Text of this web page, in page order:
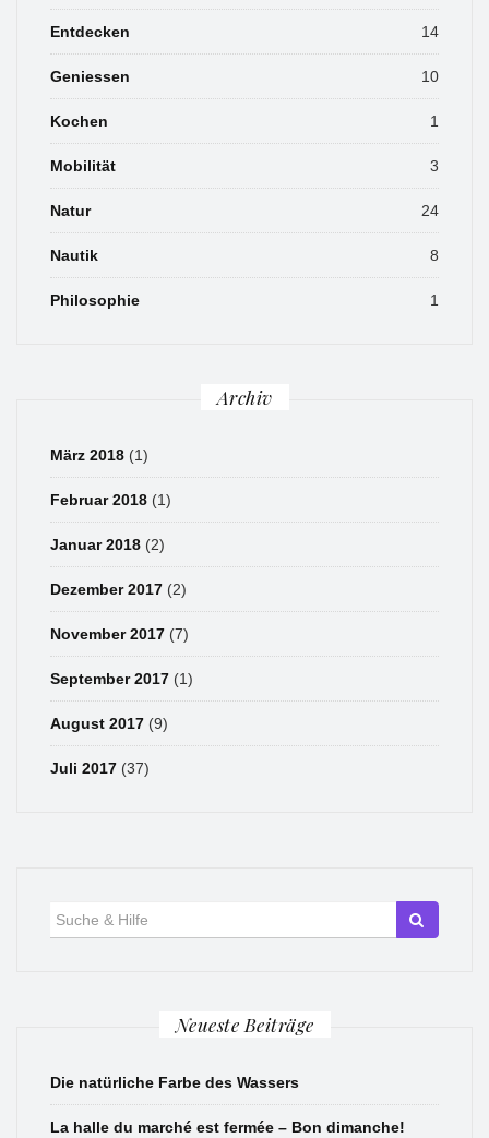
Entdecken 14
Geniessen 10
Kochen 1
Mobilität 3
Natur 24
Nautik 8
Philosophie 1
Archiv
März 2018 (1)
Februar 2018 (1)
Januar 2018 (2)
Dezember 2017 (2)
November 2017 (7)
September 2017 (1)
August 2017 (9)
Juli 2017 (37)
für:
Neueste Beiträge
Die natürliche Farbe des Wassers
La halle du marché est fermée – Bon dimanche!